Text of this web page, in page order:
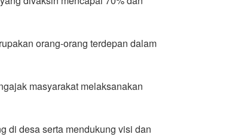
orang-orang terdepan dalam
masyarakat melaksanakan
di desa serta mendukung visi dan